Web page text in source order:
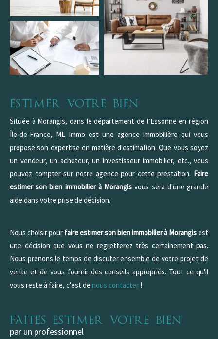
Estimer votre bien
Située à Morangis, dans le département de l’Essonne en région
Île-de-France, ML Immo est une agence immobilière qui vous
propose son expertise en matière d'estimation. Que vous soyez
un vendeur, un acheteur, un investisseur immobilier, etc., vous
pouvez compter sur notre agence pour cette prestation. Faire
estimer son bien immobilier à Morangis vous sera d'une grande
aide dans votre prise de décision.
Nous choisir pour faire estimer son bien immobilier à Morangisest
une décision que vous ne regretterez très certainement pas.
Nous prenons le temps de discuter ensemble de votre projet de
vente et de vous fournir des conseils appropriés. Tout ce qu'il
vous reste à faire, c'est de nous contacter !
Faites estimer votre bien
par un professionnel
Référence
AFFINER LES CRITÈRES
TERRASSE PARKING PISCINE
FILTRER PAR
NOUVEAUTÉS
RECHERCHER